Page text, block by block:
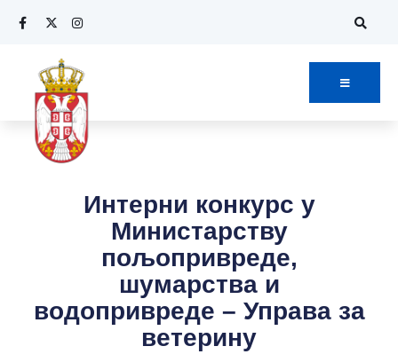
Интерни конкурс у
Министарству
пољопривреде,
шумарства и
водопривреде – Управа за
ветерину